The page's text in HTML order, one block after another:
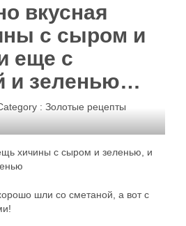
вкусная
с сыром и
еще с
и зеленью…
: Золотые рецепты
хичины с сыром и зеленью, и
шли со сметаной, а вот с